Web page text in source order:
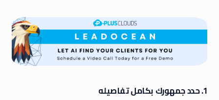
1. حدد جمهورك بكامل تفاصيله